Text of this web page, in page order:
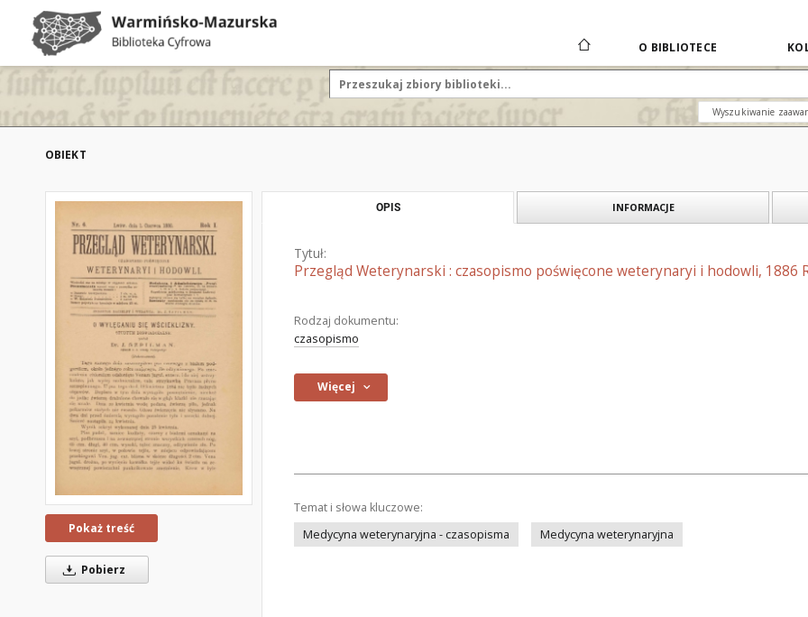
O BIBLIOTECE
Wyszukiwanie
OBIEKT
Pokaż treść
Pobierz
OPIS INFORMACJE
Tytuł:
Przegląd Weterynarski : czasopismo poświęcone weterynaryi i hodowli, 1886
Rodzaj dokumentu:
czasopismo
Więcej
Temat i słowa kluczowe:
Medycyna weterynaryjna - czasopisma
Medycyna weterynaryjna